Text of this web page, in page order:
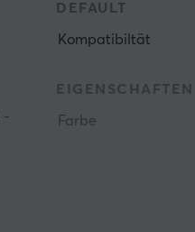
-
DEFAULT
Kompatibiltät
EIGENSCHAFTEN
Farbe